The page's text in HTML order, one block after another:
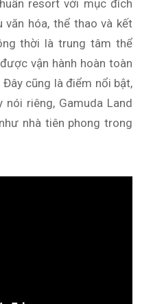
resort với mục đích
hóa, thể thao và kết
thời là trung tâm thể
vận hành hoàn toàn
cũng là điểm nổi bật,
riêng, Gamuda Land
nhà tiên phong trong